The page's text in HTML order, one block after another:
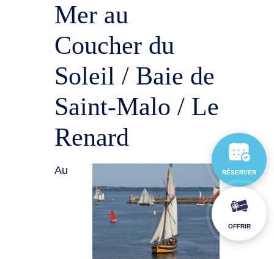
Mer au
Coucher du
Soleil / Baie de
Saint-Malo / Le
Renard
Au RÉSERVER
OFFRIR